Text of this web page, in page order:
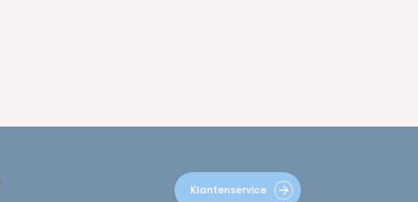
Klantenservice